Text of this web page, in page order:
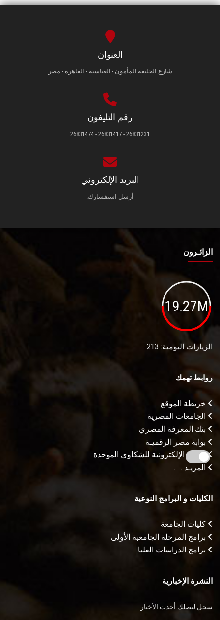
العنوان
شارع الخليفة المأمون - العباسية - القاهرة - مصر
رقم التليفون
26831231 - 26831417 - 26831474
البريد الإلكتروني
أرسل استفسارك.
الزائـرون
19.27M
الزيارات اليومية: 213
روابط تهمك
خريطة الموقع
الجامعات المصرية
بنك المعرفة المصري
بوابة مصر الرقميـة
البوابة الإلكترونية للشكاوى الموحدة
المزيـد . . .
الكليات و البرامج النوعية
كليات الجامعة
برامج المرحلة الجامعية الأولى
برامج الدراسات العليا
النشرة الإخبارية
سجل ليصلك أحدث الأخبار